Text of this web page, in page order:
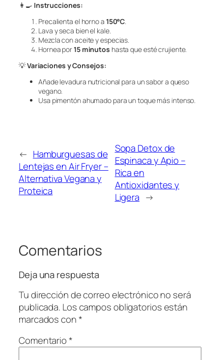
👩‍🍳 Instrucciones:
Precalienta el horno a 150°C.
Lava y seca bien el kale.
Mezcla con aceite y especias.
Hornea por15 minutos hasta que esté crujiente.
💡Variaciones y Consejos:
Añade levadura nutricional para un sabor a queso
vegano.
Usa pimentón ahumado para un toque más intenso.
← Hamburguesas de
Lentejas en Air Fryer –
Alternativa Vegana y
Proteica
Sopa Detox de
Espinaca y Apio –
Rica en
Antioxidantes y
Ligera →
Comentarios
Deja una respuesta
Tu dirección de correo electrónico no será
publicada. Los campos obligatorios están
marcados con*
Comentario*